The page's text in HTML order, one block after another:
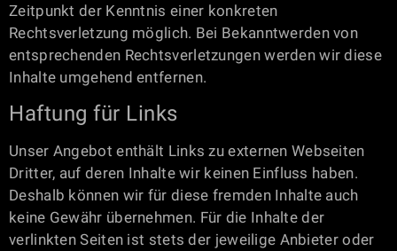
Zeitpunkt der Kenntnis einer konkreten
Rechtsverletzung möglich. Bei Bekanntwerden von
entsprechenden Rechtsverletzungen werden wir diese
Inhalte umgehend entfernen.
Haftung für Links
Unser Angebot enthält Links zu externen Webseiten
Dritter, auf deren Inhalte wir keinen Einfluss haben.
Deshalb können wir für diese fremden Inhalte auch
keine Gewähr übernehmen. Für die Inhalte der
verlinkten Seiten ist stets der jeweilige Anbieter oder